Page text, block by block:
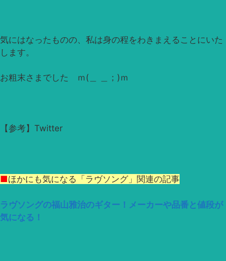
気にはなったものの、私は身の程をわきまえることにいた
します。
お粗末さまでした ｍ(＿ ＿；)ｍ
【参考】Twitter
■ほかにも気になる「ラヴソング」関連の記事
ラヴソングの福山雅治のギター！メーカーや品番と値段が
気になる！